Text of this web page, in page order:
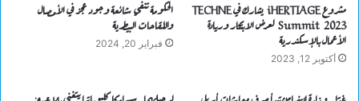
مشروع iHERTIAGE يشارك في TECHNE
Summit 2023 لعرض الابتكار وريادة
الأعمال بالإسكندرية
أكتوبر 12, 2023
الحكومة تنفي شائعة وجود عجز في الأمصال
واللقاحات البيطرية
فبراير 20, 2024
غدًا.. وزارة التضامن تبدأ صرف معاشات أبريل
لرحيلهما..سيراميكا كليوباترا يتغنى بلاعبيه: